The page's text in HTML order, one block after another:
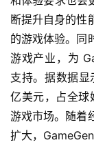
断提升自身的性
的游戏体验。同
游戏产业，为
支持。据数据
亿美元，占全球
游戏市场。随着
扩大，